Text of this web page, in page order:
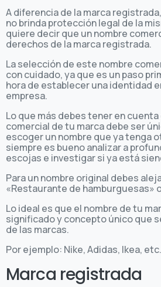
A diferencia de la marca
no brinda protección legal de la
quiere decir que un nombre
derechos de la marca registrada.
La selección de este nombre
con cuidado, ya que es un paso
hora de establecer una identidad
empresa.
Lo que más debes tener en
comercial de tu marca debe ser
escoger un nombre que ya tenga
siempre es bueno analizar a
escojas e investigar si ya está
Para un nombre original debes
«Restaurante de hamburguesas»
Lo ideal es que el nombre de tu
significado y concepto único que
de las marcas.
Por ejemplo: Nike, Adidas, Ikea, etc.
Marca registrada